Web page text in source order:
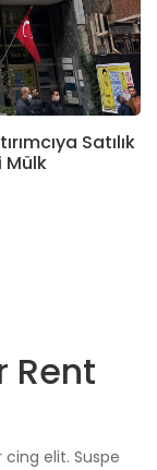
Satılık
Mülk
Rent
elit. Suspe